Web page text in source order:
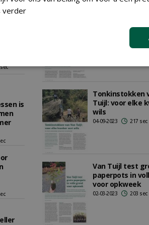
is
cash-and-carry
118 sec
Tonkinstokken
Tuijl: voor elke
wils
04-09-2023 217 sec
Van Tuijl test
paperpots in
voor opkweek
02-03-2023 203 sec
verder